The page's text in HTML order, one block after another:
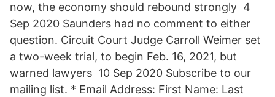
now, the economy should rebound strongly 4
Sep 2020 Saunders had no comment to either
question. Circuit Court Judge Carroll Weimer set
a two-week trial, to begin Feb. 16, 2021, but
warned lawyers 10 Sep 2020 Subscribe to our
mailing list. * Email Address: First Name: Last